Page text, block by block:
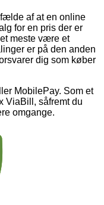
af at en online
for en pris der er
meste være et
er på den anden
dig som køber
MobilePay. Som et
ViaBill, såfremt du
omgange.